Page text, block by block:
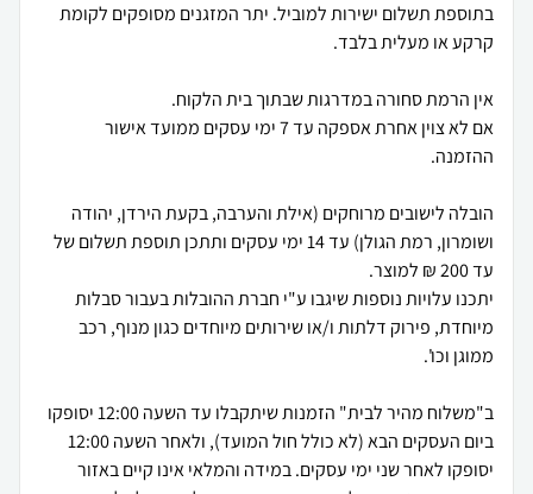
בתוספת תשלום ישירות למוביל. יתר המזגנים מסופקים לקומת
אם לא צוין אחרת אספקה עד 7 ימי עסקים ממועד אישור
הובלה לישובים מרוחקים (אילת והערבה, בקעת הירדן, יהודה
ושומרון, רמת הגולן) עד 14 ימי עסקים ותתכן תוספת תשלום של
יתכנו עלויות נוספות שיגבו ע"י חברת ההובלות בעבור סבלות
מיוחדת, פירוק דלתות ו/או שירותים מיוחדים כגון מנוף, רכב
ב"משלוח מהיר לבית" הזמנות שיתקבלו עד השעה 12:00 יסופקו
ביום העסקים הבא (לא כולל חול המועד), ולאחר השעה 12:00
יסופקו לאחר שני ימי עסקים. במידה והמלאי אינו קיים באזור